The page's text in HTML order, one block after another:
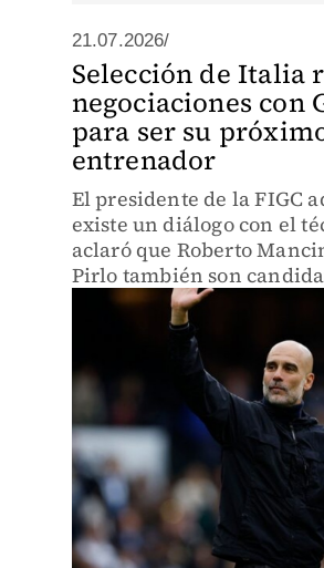
21.07.2026/
Selección de Italia
negociaciones con
para ser su
entrenador
El presidente de la FIGC
existe un diálogo con el
aclaró que Roberto
Pirlo también son